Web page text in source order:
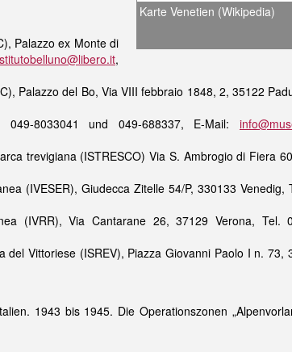
Karte Venetien (Wikipedia)
Palazzo ex Monte di
,
Palazzo del Bo, Via VIII febbraio 1848, 2, 35122
049-8033041 und 049-688337, E-Mail:
trevigiana (ISTRESCO) Via S. Ambrogio di Fiera
(IVESER), Giudecca Zitelle 54/P, 330133 Venedig,
(IVRR), Via Cantarane 26, 37129 Verona, Tel.
Vittoriese (ISREV), Piazza Giovanni Paolo I n. 73,
1943 bis 1945. Die Operationszonen